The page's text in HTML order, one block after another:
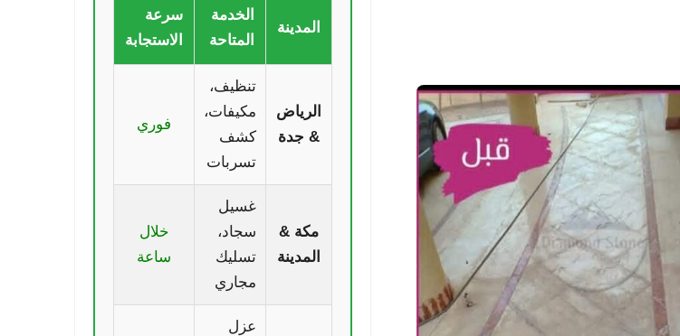
المدينة
الخدمة
المتاحة
سرعة
الاستجابة
الرياض
& جدة
تنظيف،
مكيفات،
كشف
تسربات
فوري
مكة &
المدينة
غسيل
سجاد،
تسليك
مجاري
خلال
ساعة
عزل